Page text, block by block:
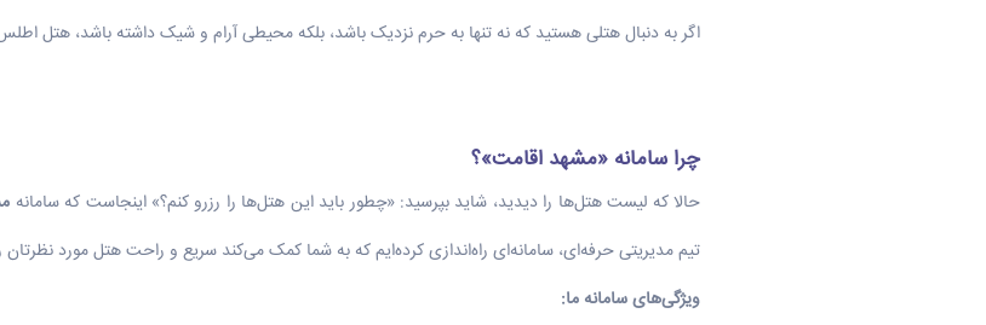
اگر به دنبال هتلی هستید که نه تنها به حرم نزدیک باشد، بلکه محیطی آرام و شیک داشته باشد، هتل
چرا سامانه «مشهد اقامت»؟
حالا که لیست هتل‌ها را دیدید، شاید بپرسید: «چطور باید این هتل‌ها را رزرو کنم؟» اینجاست که سامانه
تیم مدیریتی حرفه‌ای، سامانه‌ای راه‌اندازی کرده‌ایم که به شما کمک می‌کند سریع و راحت هتل مورد نظرتان
ویژگی‌های سامانه ما: